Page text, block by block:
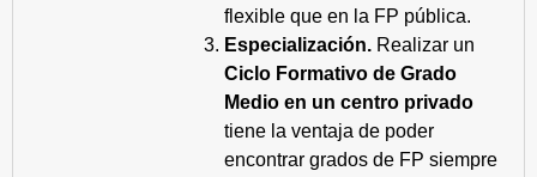
flexible que en la FP pública.
Especialización. Realizar un
Ciclo Formativo de Grado
Medio en un centro privado
tiene la ventaja de poder
encontrar grados de FP siempre